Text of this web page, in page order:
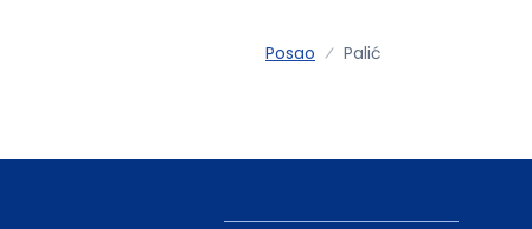
Posao Palić